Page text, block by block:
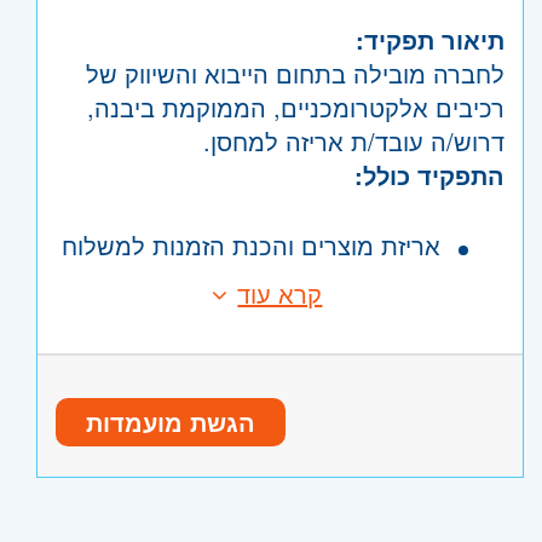
חירום הקשורים למבנה ולתפעול השוטף.
קוד משרה:E1414
אזור: דרום- אשדוד
השפלה - ראשון לציון ונס- ציונה, רמלה לוד,
רחובות, יבנה
תיאור תפקיד:
לחברה מובילה בתחום הייבוא והשיווק של
רכיבים אלקטרומכניים, הממוקמת ביבנה,
דרוש/ה עובד/ת אריזה למחסן.
התפקיד כולל:
אריזת מוצרים והכנת הזמנות למשלוח
סידור וארגון הסחורה במחסן
עבודה כחלק מצוות המחסן
משרה מלאה ויציבה בסביבת עבודה נעימה.
אחריות, סדר ודיוק
נכונות לעבודה פיזית
קרא עוד
הגשת מועמדות